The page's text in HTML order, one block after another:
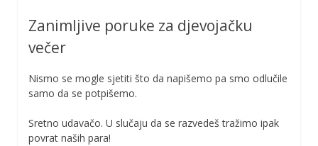
Zanimljive poruke za djevojačku
večer
Nismo se mogle sjetiti što da napišemo pa smo odlučile
samo da se potpišemo.
Sretno udavačo. U slučaju da se razvedeš tražimo ipak
povrat naših para!